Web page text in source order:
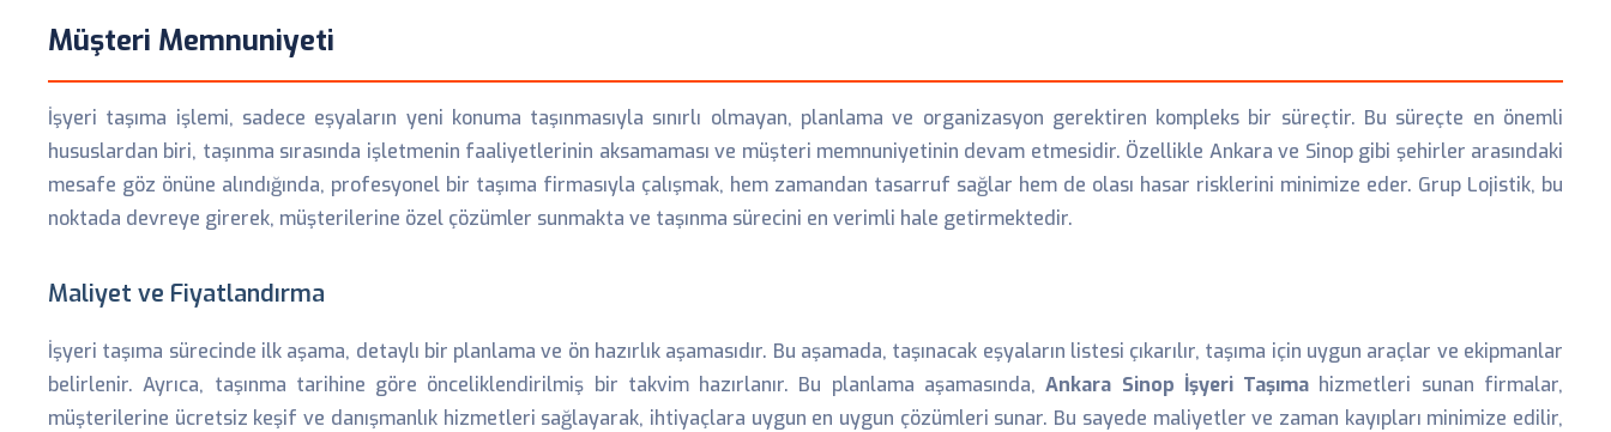
Müşteri Memnuniyeti
İşyeri taşıma işlemi, sadece eşyaların yeni konuma taşınmasıyla sınırlı olmayan, planlama ve organizasyon gerektiren kompleks bir süreçtir. Bu süreçte en önemli
hususlardan biri, taşınma sırasında işletmenin faaliyetlerinin aksamaması ve müşteri memnuniyetinin devam etmesidir. Özellikle Ankara ve Sinop gibi şehirler arasındaki
mesafe göz önüne alındığında, profesyonel bir taşıma firmasıyla çalışmak, hem zamandan tasarruf sağlar hem de olası hasar risklerini minimize eder. Grup Lojistik, bu
noktada devreye girerek, müşterilerine özel çözümler sunmakta ve taşınma sürecini en verimli hale getirmektedir.
Maliyet ve Fiyatlandırma
İşyeri taşıma sürecinde ilk aşama, detaylı bir planlama ve ön hazırlık aşamasıdır. Bu aşamada, taşınacak eşyaların listesi çıkarılır, taşıma için uygun araçlar ve ekipmanlar
belirlenir. Ayrıca, taşınma tarihine göre önceliklendirilmiş bir takvim hazırlanır. Bu planlama aşamasında,Ankara Sinop İşyeri Taşıma hizmetleri sunan firmalar,
müşterilerine ücretsiz keşif ve danışmanlık hizmetleri sağlayarak, ihtiyaçlara uygun en uygun çözümleri sunar. Bu sayede maliyetler ve zaman kayıpları minimize edilir,